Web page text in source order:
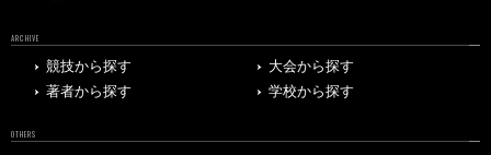
ARCHIVE
競技から探す
大会から探す
著者から探す
学校から探す
OTHERS